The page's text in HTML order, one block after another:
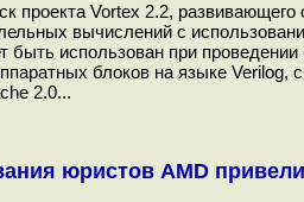
проекта Vortex 2.2,
вычислений с
быть использован при
блоков на языке Verilog,
2.0...
юристов AMD